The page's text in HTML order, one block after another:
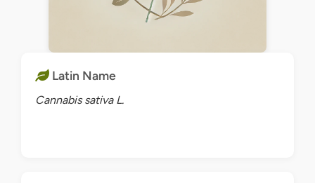
Latin Name
Cannabis sativa L.